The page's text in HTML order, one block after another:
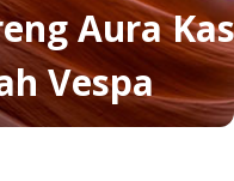
Aura
Vespa